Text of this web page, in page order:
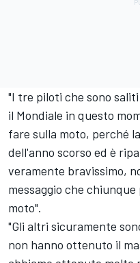
"I tre piloti che sono
il Mondiale in questo
fare sulla moto, perché
dell'anno scorso ed è
veramente bravissimo,
messaggio che
moto".
"Gli altri sicuramente
non hanno ottenuto il